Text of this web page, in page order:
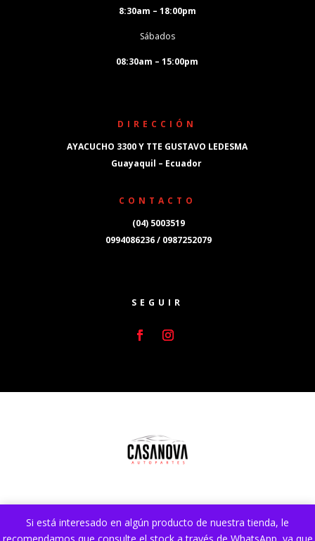
Si está interesado en algún producto de nuestra tienda, le
8:30am – 18:00pm
Sábados
08:30am – 15:00pm
DIRECCIÓN
AYACUCHO 3300 Y TTE GUSTAVO LEDESMA
Guayaquil – Ecuador
CONTACTO
(04) 5003519
0994086236 / 0987252079
SEGUIR
Sitio web desarrollado porLumocai.com. Mejorado y